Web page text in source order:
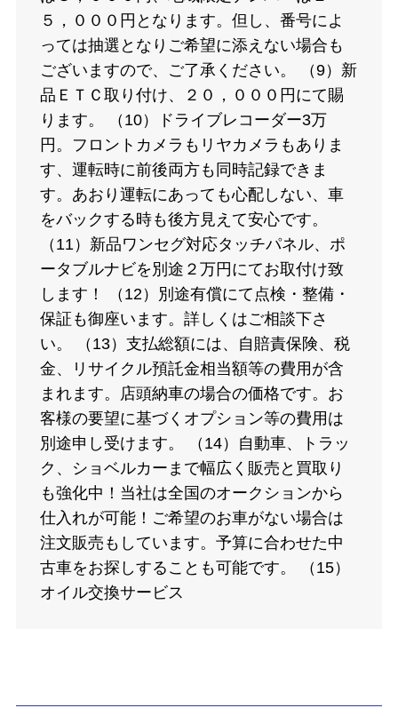
５，０００円となります。但し、番号によ
っては抽選となりご希望に添えない場合も
ございますので、ご了承ください。 （9）新
品ＥＴＣ取り付け、２０，０００円にて賜
ります。 （10）ドライブレコーダー3万
円。フロントカメラもリヤカメラもありま
す、運転時に前後両方も同時記録できま
す。あおり運転にあっても心配しない、車
をバックする時も後方見えて安心です。
（11）新品ワンセグ対応タッチパネル、ポ
ータブルナビを別途２万円にてお取付け致
します！ （12）別途有償にて点検・整備・
保証も御座います。詳しくはご相談下さ
い。 （13）支払総額には、自賠責保険、税
金、リサイクル預託金相当額等の費用が含
まれます。店頭納車の場合の価格です。お
客様の要望に基づくオプション等の費用は
別途申し受けます。 （14）自動車、トラッ
ク、ショベルカーまで幅広く販売と買取り
も強化中！当社は全国のオークションから
仕入れが可能！ご希望のお車がない場合は
注文販売もしています。予算に合わせた中
古車をお探しすることも可能です。 （15）
オイル交換サービス